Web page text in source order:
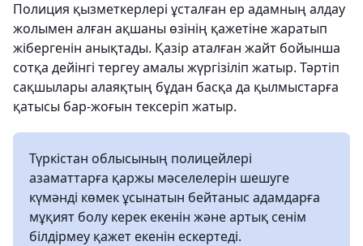
Полиция қызметкерлері ұсталған ер адамның алдау
жолымен алған ақшаны өзінің қажетіне жаратып
жібергенін анықтады. Қазір аталған жайт бойынша
сотқа дейінгі тергеу амалы жүргізіліп жатыр. Тәртіп
сақшылары алаяқтың бұдан басқа да қылмыстарға
қатысы бар-жоғын тексеріп жатыр.
Түркістан облысының полицейлері
азаматтарға қаржы мәселелерін шешуге
күмәнді көмек ұсынатын бейтаныс адамдарға
мұқият болу керек екенін және артық сенім
білдірмеу қажет екенін ескертеді.